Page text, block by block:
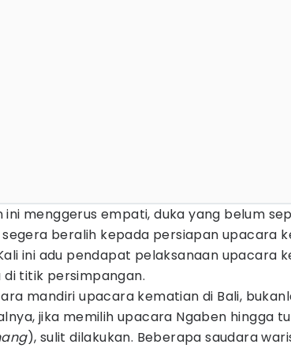
ini menggerus empati, duka yang belum
segera beralih kepada persiapan upacara
ini adu pendapat pelaksanaan upacara
di titik persimpangan.
mandiri upacara kematian di Bali,
jika memilih upacara Ngaben hingga
), sulit dilakukan. Beberapa saudara